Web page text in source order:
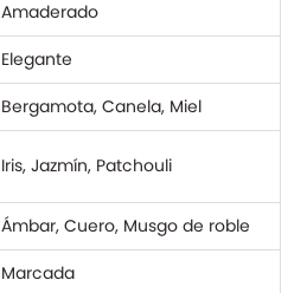
Amaderado
Elegante
Bergamota, Canela, Miel
Iris, Jazmín, Patchouli
Ámbar, Cuero, Musgo de roble
Marcada